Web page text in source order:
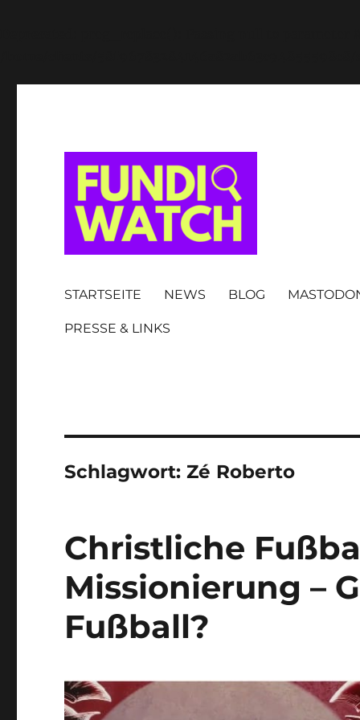
STARTSEITE NEWS BLOG
PRESSE & LINKS
Schlagwort:Zé Roberto
Christliche
Missionierung –
Fußball?